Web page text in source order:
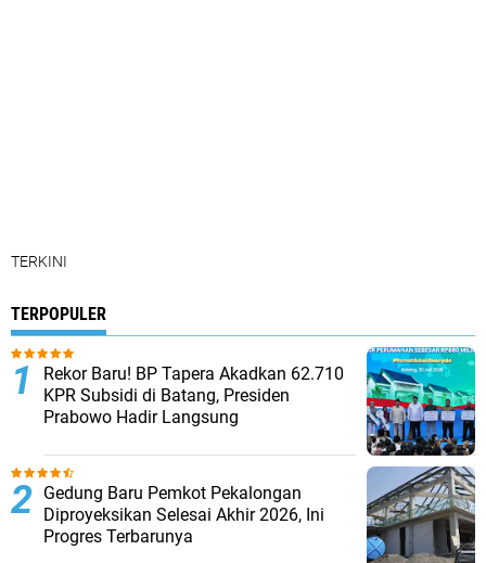
TERKINI
TERPOPULER
Rekor Baru! BP Tapera Akadkan 62.710
KPR Subsidi di Batang, Presiden
Prabowo Hadir Langsung
Gedung Baru Pemkot Pekalongan
Diproyeksikan Selesai Akhir 2026, Ini
Progres Terbarunya